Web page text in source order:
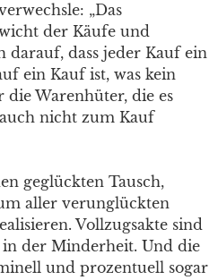
„Das
der Käufe und
darauf, dass jeder Kauf ein
ein Kauf ist, was kein
Warenhüter, die es
nicht zum Kauf
geglückten Tausch,
aller verunglückten
Vollzugsakte sind
in der Minderheit. Und die
und prozentuell sogar